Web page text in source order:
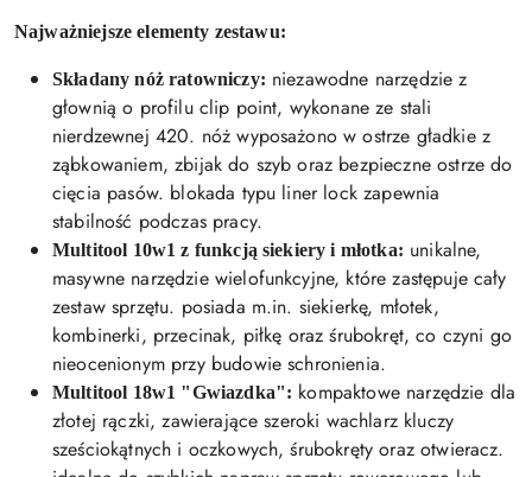
Najważniejsze elementy zestawu:
Składany nóż ratowniczy: niezawodne narzędzie z
głownią o profilu clip point, wykonane ze stali
nierdzewnej 420. nóż wyposażono w ostrze gładkie z
ząbkowaniem, zbijak do szyb oraz bezpieczne ostrze do
cięcia pasów. blokada typu liner lock zapewnia
stabilność podczas pracy.
Multitool 10w1 z funkcją siekiery i młotka: unikalne,
masywne narzędzie wielofunkcyjne, które zastępuje cały
zestaw sprzętu. posiada m.in. siekierkę, młotek,
kombinerki, przecinak, piłkę oraz śrubokręt, co czyni go
nieocenionym przy budowie schronienia.
Multitool 18w1 "Gwiazdka": kompaktowe narzędzie dla
złotej rączki, zawierające szeroki wachlarz kluczy
sześciokątnych i oczkowych, śrubokręty oraz otwieracz.